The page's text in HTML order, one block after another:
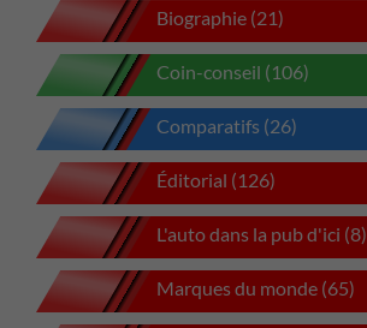
Biographie (21)
Coin-conseil (106)
Comparatifs (26)
Éditorial (126)
L'auto dans la pub d'ici (8)
Marques du monde (65)